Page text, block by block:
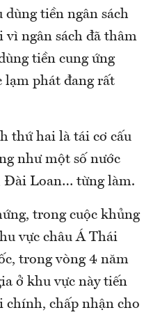
tiền ngân sách
vì ngân sách đã thâm
tiền cung ứng
lạm phát đang rất
thứ hai là tái cơ cấu
như một số nước
Đài Loan… từng làm.
trong cuộc khủng
vực châu Á Thái
trong vòng 4 năm
ở khu vực này tiến
chính, chấp nhận cho